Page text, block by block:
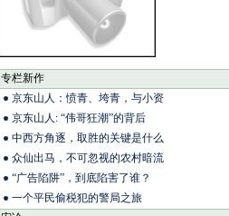
专栏新作
京东山人：愤青、垮青，与小资
京东山人: “伟哥狂潮”的背后
中西方角逐，取胜的关键是什么
众仙出马，不可忽视的农村暗流
“广告陷阱”，到底陷害了谁？
一个平民偷税犯的警局之旅